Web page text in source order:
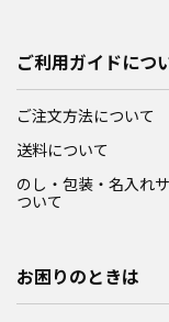
ご利用ガイドにつ
ご注文方法について
送料について
のし・包装・名入れ
ついて
お困りのときは